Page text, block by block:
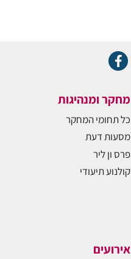
מחקר ומנהיגות
כל תחומי המחקר
מסעות דעת
פרס ון ליר
קולנוע תיעודי
אירועים